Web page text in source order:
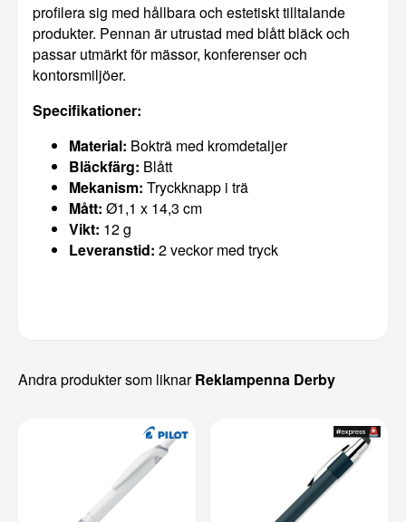
profilera sig med hållbara och estetiskt tilltalande
produkter. Pennan är utrustad med blått bläck och
passar utmärkt för mässor, konferenser och
kontorsmiljöer.
Specifikationer:
Material: Bokträ med kromdetaljer
Bläckfärg: Blått
Mekanism: Tryckknapp i trä
Mått: Ø1,1 x 14,3 cm
Vikt: 12 g
Leveranstid: 2 veckor med tryck
Andra produkter som liknarReklampenna Derby